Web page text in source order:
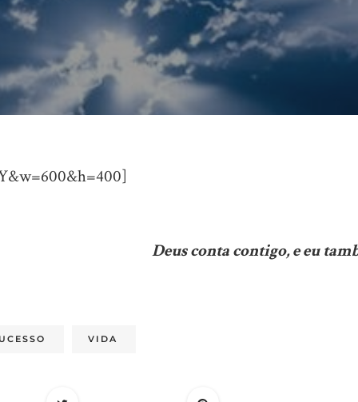
Deus conta contigo, e eu
VIDA